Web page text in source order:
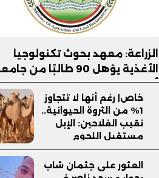
الزراعة: معهد بحوث تكنولوجيا
أكتوبر التكنولوجية لسوق العمل
خاص| رغم أنها لا تتجاوز
1% من الثروة الحيوانية..
نقيب الفلاحين: الإبل
مستقبل اللحوم
الحمراء في مصر
العثور على جثمان شاب